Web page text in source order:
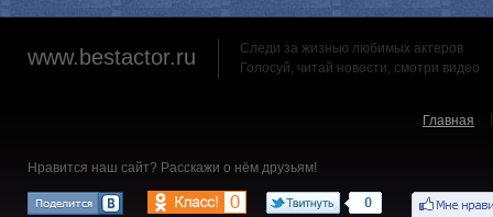
www.bestactor.ru
Следи за жизнью любимых актеров
Голосуй, читай новости, смотри видео
Главная
Нравится наш сайт? Расскажи о нём друзьям!